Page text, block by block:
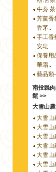
牛蒡.
芳薰香
香茅..
手工香
安皂..
保養用
華霜..
藝品類
南投縣
鬆 >>
大雪山
大雪山
大雪山
大雪山
大雪山
大雪山
大雪山